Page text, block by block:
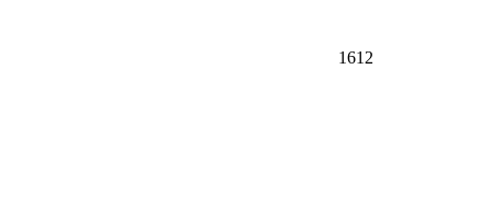
1612